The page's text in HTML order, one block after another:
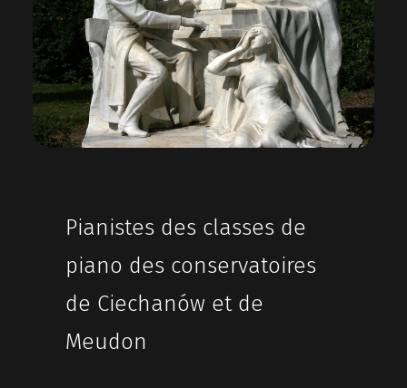
EAC
ACCESSIBILITÉ ET INCLUSION
CONTACT
Pianistes des classes de
piano des conservatoires
de Ciechanów et de
Meudon